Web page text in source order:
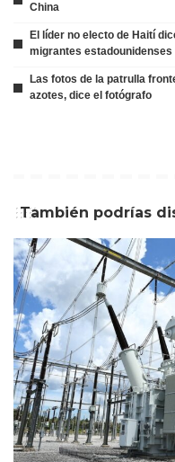
China
El líder no electo de Haití
migrantes
Las fotos de la patrulla
azotes, dice el fotógrafo
También podrías